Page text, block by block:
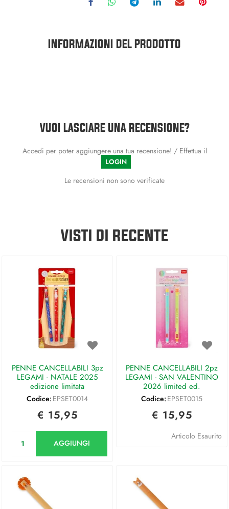
INFORMAZIONI DEL PRODOTTO
VUOI LASCIARE UNA RECENSIONE?
Accedi per poter aggiungere una tua recensione! / Effettua il
LOGIN
Le recensioni non sono verificate
VISTI DI RECENTE
PENNE CANCELLABILI 3pz
LEGAMI - NATALE 2025
edizione limitata
Codice: EPSET0014
€ 15,95
AGGIUNGI
PENNE CANCELLABILI 2pz
LEGAMI - SAN VALENTINO
2026 limited ed.
Codice: EPSET0015
€ 15,95
Articolo Esaurito